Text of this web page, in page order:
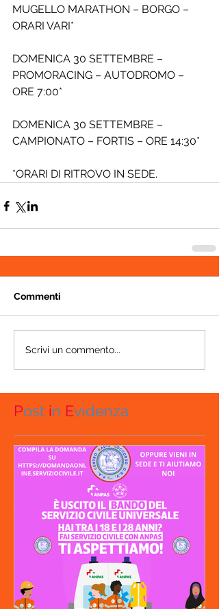
MUGELLO MARATHON – BORGO –
ORARI VARI*
DOMENICA 30 SETTEMBRE –
PROMORACING – AUTODROMO –
ORE 7:00*
DOMENICA 30 SETTEMBRE –
CAMPIONATO – FORTIS – ORE 14:30*
*ORARI DI RITROVO IN SEDE.
Commenti
Scrivi un commento...
Post in Evidenza